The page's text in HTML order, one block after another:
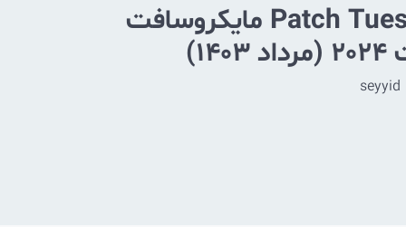
بررسی Patch Tuesday مایکروسافت
seyyid